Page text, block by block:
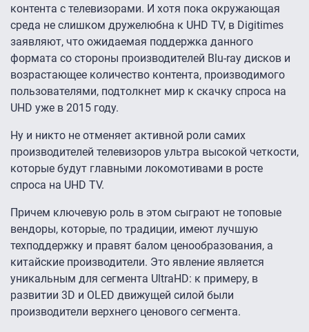
контента с телевизорами. И хотя пока окружающая
среда не слишком дружелюбна к UHD TV, в Digitimes
заявляют, что ожидаемая поддержка данного
формата со стороны производителей Blu-ray дисков и
возрастающее количество контента, производимого
пользователями, подтолкнет мир к скачку спроса на
UHD уже в 2015 году.
Ну и никто не отменяет активной роли самих
производителей телевизоров ультра высокой четкости,
которые будут главными локомотивами в росте
спроса на UHD TV.
Причем ключевую роль в этом сыграют не топовые
вендоры, которые, по традиции, имеют лучшую
техподдержку и правят балом ценообразования, а
китайские производители. Это явление является
уникальным для сегмента UltraHD: к примеру, в
развитии 3D и OLED движущей силой были
производители верхнего ценового сегмента.